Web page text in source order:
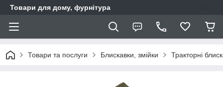
Товари для дому, фурнітура
Товари та послуги Блискавки, змійки Тракторні